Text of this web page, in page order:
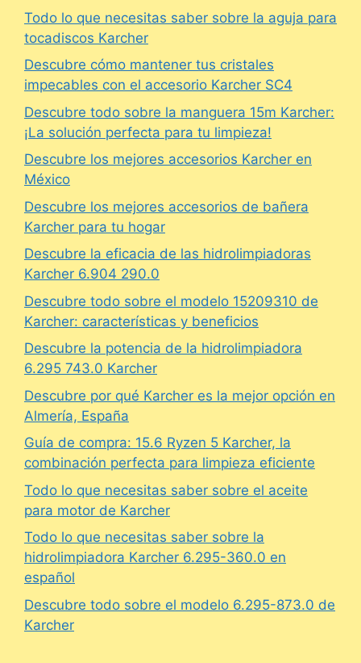
Todo lo que necesitas saber sobre la aguja para
tocadiscos Karcher
Descubre cómo mantener tus cristales
impecables con el accesorio Karcher SC4
Descubre todo sobre la manguera 15m Karcher:
¡La solución perfecta para tu limpieza!
Descubre los mejores accesorios Karcher en
México
Descubre los mejores accesorios de bañera
Karcher para tu hogar
Descubre la eficacia de las hidrolimpiadoras
Karcher 6.904 290.0
Descubre todo sobre el modelo 15209310 de
Karcher: características y beneficios
Descubre la potencia de la hidrolimpiadora
6.295 743.0 Karcher
Descubre por qué Karcher es la mejor opción en
Almería, España
Guía de compra: 15.6 Ryzen 5 Karcher, la
combinación perfecta para limpieza eficiente
Todo lo que necesitas saber sobre el aceite
para motor de Karcher
Todo lo que necesitas saber sobre la
hidrolimpiadora Karcher 6.295-360.0 en
español
Descubre todo sobre el modelo 6.295-873.0 de
Karcher